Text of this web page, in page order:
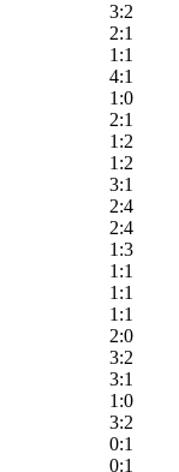
3:2
2:1
1:1
4:1
1:0
2:1
1:2
1:2
3:1
2:4
2:4
1:3
1:1
1:1
1:1
2:0
3:2
3:1
1:0
3:2
0:1
0:1